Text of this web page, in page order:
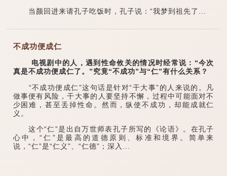
当颜回进来请孔子吃饭时，孔子说：“我梦到祖先了...
不成功便成仁
电视剧中的人，遇到性命攸关的情况时经常说：“今次
真是不成功便成仁了。”究竟“不成功”与“仁”有什么关系？
“不成功便成仁”这句话是针对“干大事”的人来说的。凡
做事便有风险，干大事的人要坚持不懈，过程中可能面对不
少困难，甚至丢掉性命。然而，纵使不成功，却能成就仁
义。
这个“仁”是出自万世师表孔子所写的《论语》。在孔子
心中，“仁”是最高的道德原则、标准和境界。简单来
说，“仁”是“仁义”、“仁德”；深入...